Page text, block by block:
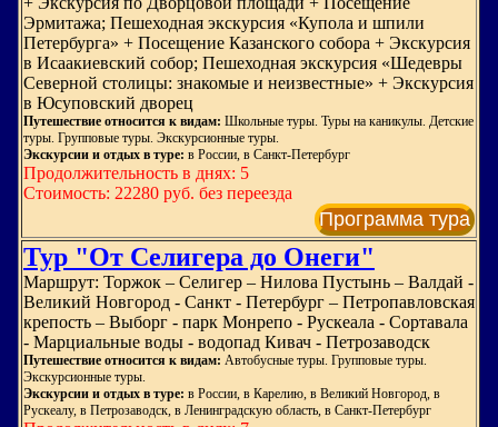
Эрмитажа; Пешеходная экскурсия «Купола и шпили
Петербурга» + Посещение Казанского собора + Экскурсия
в Исаакиевский собор; Пешеходная экскурсия «Шедевры
Северной столицы: знакомые и неизвестные» + Экскурсия
в Юсуповский дворец
Путешествие относится к видам: Школьные туры. Туры на каникулы. Детские
туры. Групповые туры. Экскурсионные туры.
Экскурсии и отдых в туре: в России, в Санкт-Петербург
Продолжительность в днях: 5
Стоимость: 22280 руб. без переезда
Программа тура
Тур "От Селигера до Онеги"
Маршрут: Торжок – Селигер – Нилова Пустынь – Валдай -
Великий Новгород - Санкт - Петербург – Петропавловская
крепость – Выборг - парк Монрепо - Рускеала - Сортавала
- Марциальные воды - водопад Кивач - Петрозаводск
Путешествие относится к видам: Автобусные туры. Групповые туры.
Экскурсионные туры.
Экскурсии и отдых в туре: в России, в Карелию, в Великий Новгород, в
Рускеалу, в Петрозаводск, в Ленинградскую область, в Санкт-Петербург